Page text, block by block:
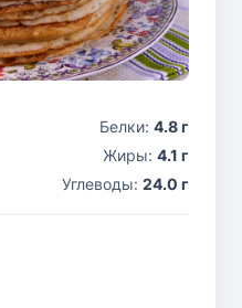
Белки: 4.8 г
Жиры: 4.1 г
Углеводы: 24.0 г